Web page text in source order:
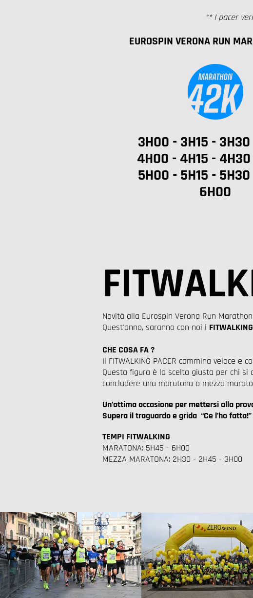
** I pacer
EUROSPIN VERONA RUN
3H00 - 3H15 -
4H00 - 4H15 -
5H00 - 5H15 -
6H00
​Novità alla Eurospin Verona Run Marathon
Quest'anno, saranno con noi i
CHE COSA FA ?
Il FITWALKING PACER cammina veloce
Questa figura è la scelta giusta per chi si
concludere una maratona o mezza
Un’ottima occasione per mettersi alla
Supera il traguardo e grida “Ce l’ho fatta!”
TEMPI FITWALKING
MARATONA: 5H45 - 6H00
MEZZA MARATONA: 2H30 - 2H45 - 3H00